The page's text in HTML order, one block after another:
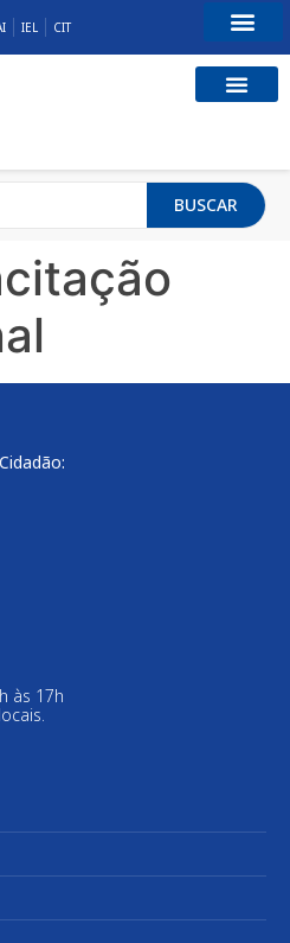
IEL CIT
BUSCAR
às 17h